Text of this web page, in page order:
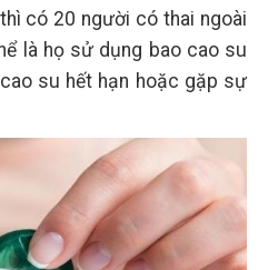
có 20 người có thai ngoài
là họ sử dụng bao cao su
su hết hạn hoặc gặp sự